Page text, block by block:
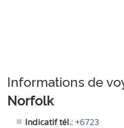
Informations de
Norfolk
Indicatif tél.: +6723